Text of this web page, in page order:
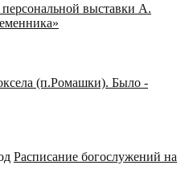
выставки А.
(п.Ромашки). Было -
Расписание богослужений на